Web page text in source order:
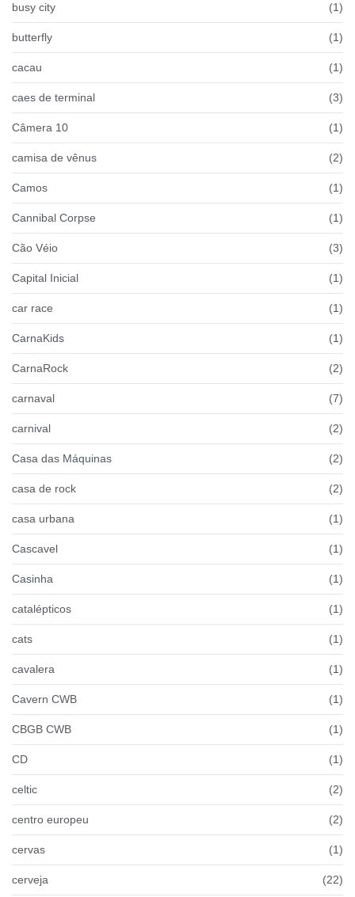
busy city (1)
butterfly (1)
cacau (1)
caes de terminal (3)
Câmera 10 (1)
camisa de vênus (2)
Camos (1)
Cannibal Corpse (1)
Cão Véio (3)
Capital Inicial (1)
car race (1)
CarnaKids (1)
CarnaRock (2)
carnaval (7)
carnival (2)
Casa das Máquinas (2)
casa de rock (2)
casa urbana (1)
Cascavel (1)
Casinha (1)
catalépticos (1)
cats (1)
cavalera (1)
Cavern CWB (1)
CBGB CWB (1)
CD (1)
celtic (2)
centro europeu (2)
cervas (1)
cerveja (22)